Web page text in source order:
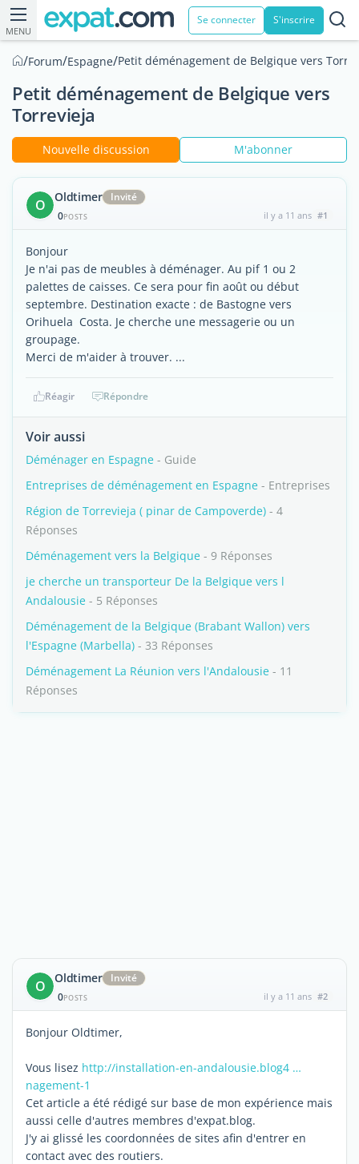
MENU
Se connecter S'inscrire
/Forum/Espagne/Petit déménagement de Belgique vers
Petit déménagement de Belgique vers
Torrevieja
Nouvelle discussion M'abonner
O Oldtimer
Invité
0POSTS il y a 11 ans #1
Bonjour
Je n'ai pas de meubles à déménager. Au pif 1 ou 2
palettes de caisses. Ce sera pour fin août ou début
septembre. Destination exacte : de Bastogne vers
Orihuela Costa. Je cherche une messagerie ou un
groupage.
Merci de m'aider à trouver. ...
Réagir Répondre
Voir aussi
Déménager en Espagne - Guide
Entreprises de déménagement en Espagne - Entreprises
Région de Torrevieja ( pinar de Campoverde) - 4
Réponses
Déménagement vers la Belgique - 9 Réponses
je cherche un transporteur De la Belgique vers l
Andalousie - 5 Réponses
Déménagement de la Belgique (Brabant Wallon) vers
l'Espagne (Marbella) - 33 Réponses
Déménagement La Réunion vers l'Andalousie - 11
Réponses
O Oldtimer
Invité
0POSTS il y a 11 ans #2
Bonjour Oldtimer,
Vous lisez http://installation-en-andalousie.blog4 …
nagement-1
Cet article a été rédigé sur base de mon expérience mais
aussi celle d'autres membres d'expat.blog.
J'y ai glissé les coordonnées de sites afin d'entrer en
contact avec des routiers.